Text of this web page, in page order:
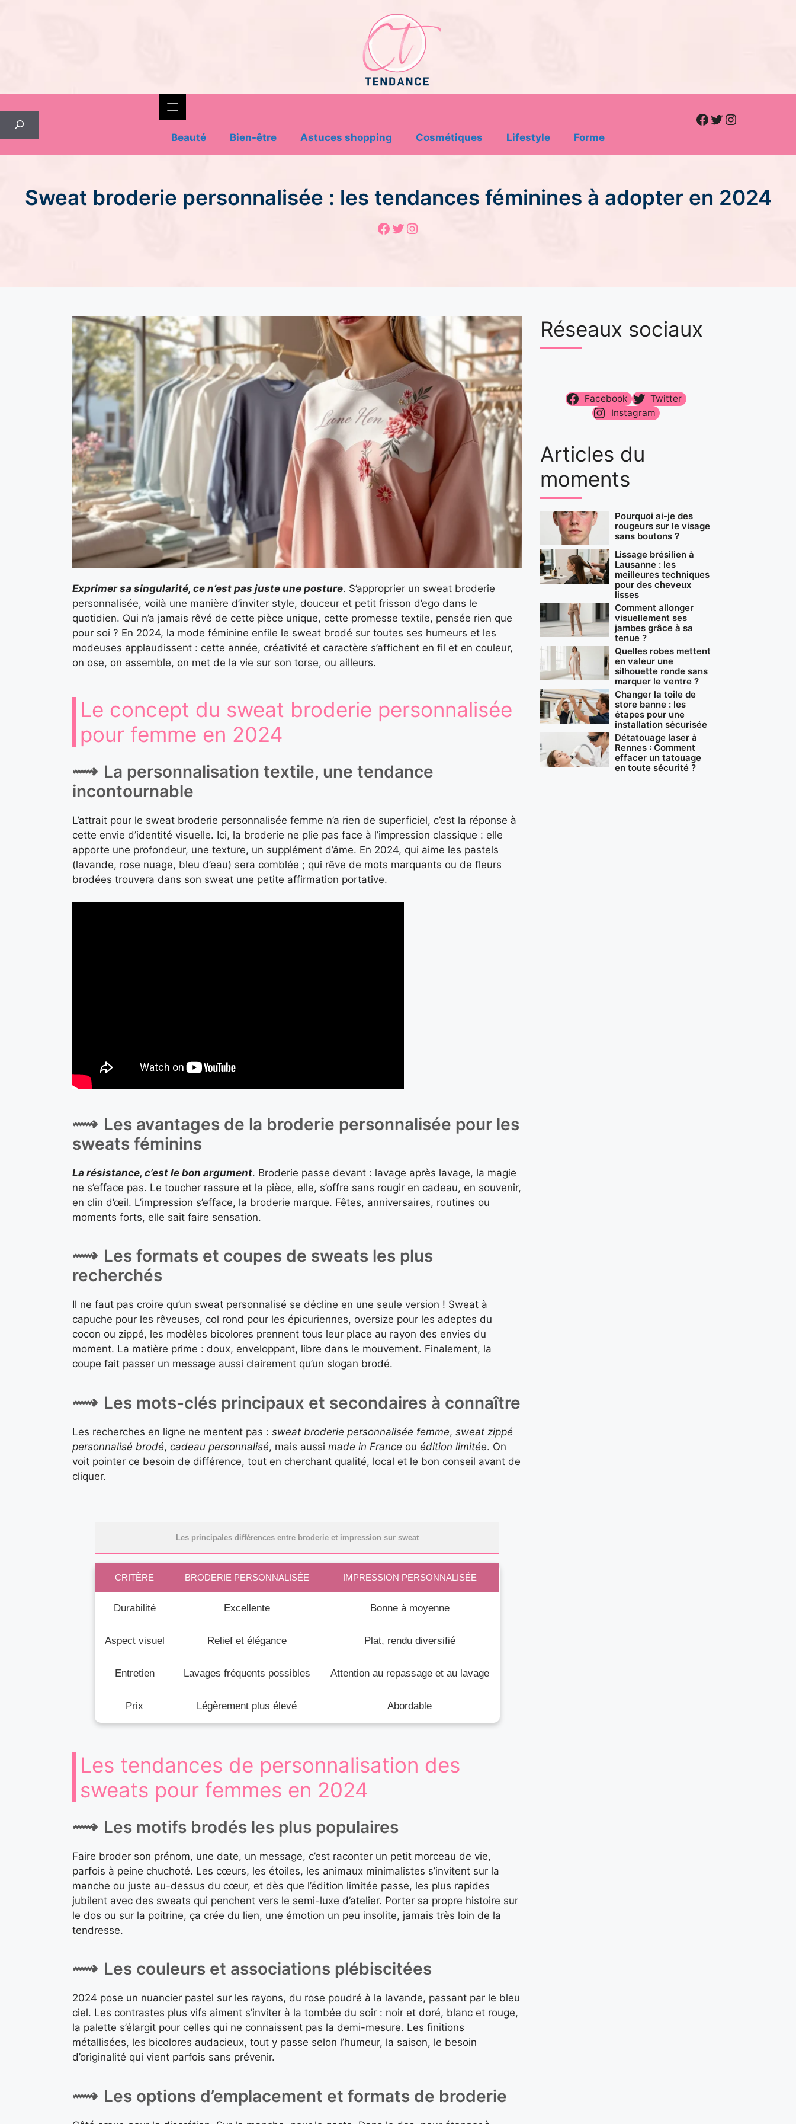
Beauté
Bien-être Astuces shopping Cosmétiques Lifestyle Forme
Facebook
Twitter
Instagram
Sweat broderie personnalisée : les tendances féminines à adopter en 2024
Facebook
Twitter
Instagram
Exprimer sa singularité, ce n’est pas juste une posture. S’approprier un sweat broderie
personnalisée, voilà une manière d’inviter style, douceur et petit frisson d’ego dans le
quotidien. Qui n’a jamais rêvé de cette pièce unique, cette promesse textile, pensée rien que
pour soi ? En 2024, la mode féminine enfile le sweat brodé sur toutes ses humeurs et les
modeuses applaudissent : cette année, créativité et caractère s’affichent en fil et en couleur,
on ose, on assemble, on met de la vie sur son torse, ou ailleurs.
Le concept du sweat broderie personnalisée
pour femme en 2024
La personnalisation textile, une tendance
incontournable
L’attrait pour le sweat broderie personnalisée femme n’a rien de superficiel, c’est la réponse à
cette envie d’identité visuelle. Ici, la broderie ne plie pas face à l’impression classique : elle
apporte une profondeur, une texture, un supplément d’âme. En 2024, qui aime les pastels
(lavande, rose nuage, bleu d’eau) sera comblée ; qui rêve de mots marquants ou de fleurs
brodées trouvera dans son sweat une petite affirmation portative.
Les avantages de la broderie personnalisée pour les
sweats féminins
La résistance, c’est le bon argument. Broderie passe devant : lavage après lavage, la magie
ne s’efface pas. Le toucher rassure et la pièce, elle, s’offre sans rougir en cadeau, en souvenir,
en clin d’œil. L’impression s’efface, la broderie marque. Fêtes, anniversaires, routines ou
moments forts, elle sait faire sensation.
Les formats et coupes de sweats les plus
recherchés
Il ne faut pas croire qu’un sweat personnalisé se décline en une seule version ! Sweat à
capuche pour les rêveuses, col rond pour les épicuriennes, oversize pour les adeptes du
cocon ou zippé, les modèles bicolores prennent tous leur place au rayon des envies du
moment. La matière prime : doux, enveloppant, libre dans le mouvement. Finalement, la
coupe fait passer un message aussi clairement qu’un slogan brodé.
Les mots-clés principaux et secondaires à connaître
Les recherches en ligne ne mentent pas : sweat broderie personnalisée femme, sweat zippé
personnalisé brodé, cadeau personnalisé, mais aussi made in France ou édition limitée. On
voit pointer ce besoin de différence, tout en cherchant qualité, local et le bon conseil avant de
cliquer.
Les principales différences entre broderie et impression sur sweat
CRITÈRE BRODERIE PERSONNALISÉE IMPRESSION PERSONNALISÉE
Durabilité Excellente Bonne à moyenne
Aspect visuel Relief et élégance Plat, rendu diversifié
Entretien Lavages fréquents possibles Attention au repassage et au lavage
Prix Légèrement plus élevé Abordable
Les tendances de personnalisation des
sweats pour femmes en 2024
Les motifs brodés les plus populaires
Faire broder son prénom, une date, un message, c’est raconter un petit morceau de vie,
parfois à peine chuchoté. Les cœurs, les étoiles, les animaux minimalistes s’invitent sur la
manche ou juste au-dessus du cœur, et dès que l’édition limitée passe, les plus rapides
jubilent avec des sweats qui penchent vers le semi-luxe d’atelier. Porter sa propre histoire sur
le dos ou sur la poitrine, ça crée du lien, une émotion un peu insolite, jamais très loin de la
tendresse.
Les couleurs et associations plébiscitées
2024 pose un nuancier pastel sur les rayons, du rose poudré à la lavande, passant par le bleu
ciel. Les contrastes plus vifs aiment s’inviter à la tombée du soir : noir et doré, blanc et rouge,
la palette s’élargit pour celles qui ne connaissent pas la demi-mesure. Les finitions
métallisées, les bicolores audacieux, tout y passe selon l’humeur, la saison, le besoin
d’originalité qui vient parfois sans prévenir.
Les options d’emplacement et formats de broderie
Réseaux sociaux
Facebook
Twitter
Instagram
Articles du
moments
Pourquoi ai-je des
rougeurs sur le visage
sans boutons ?
Lissage brésilien à
Lausanne : les
meilleures techniques
pour des cheveux
lisses
Comment allonger
visuellement ses
jambes grâce à sa
tenue ?
Quelles robes mettent
en valeur une
silhouette ronde sans
marquer le ventre ?
Changer la toile de
store banne : les
étapes pour une
installation sécurisée
Détatouage laser à
Rennes : Comment
effacer un tatouage
en toute sécurité ?